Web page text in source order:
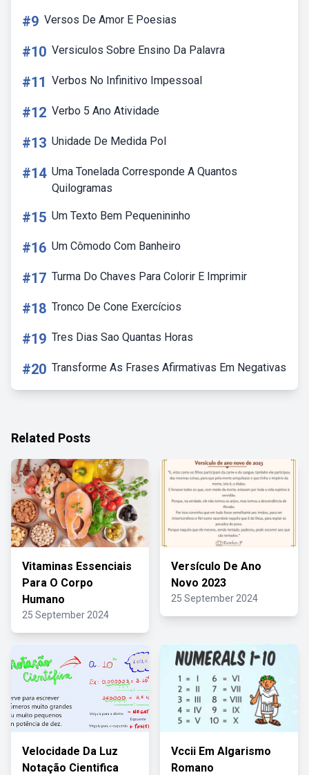
#9 Versos De Amor E Poesias
#10 Versiculos Sobre Ensino Da Palavra
#11 Verbos No Infinitivo Impessoal
#12 Verbo 5 Ano Atividade
#13 Unidade De Medida Pol
#14 Uma Tonelada Corresponde A Quantos
Quilogramas
#15 Um Texto Bem Pequenininho
#16 Um Cômodo Com Banheiro
#17 Turma Do Chaves Para Colorir E Imprimir
#18 Tronco De Cone Exercícios
#19 Tres Dias Sao Quantas Horas
#20 Transforme As Frases Afirmativas Em Negativas
Related Posts
Vitaminas Essenciais
Para O Corpo
Humano
25 September 2024
Versículo De Ano
Novo 2023
25 September 2024
Velocidade Da Luz
Notação Cientifica
Vccii Em Algarismo
Romano